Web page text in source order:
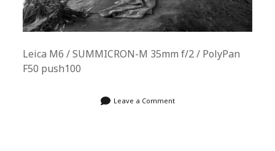
Leica M6 / SUMMICRON-M 35mm f/2 / PolyPan
F50 push100
Leave a Comment